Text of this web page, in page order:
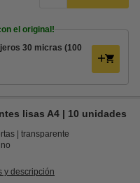
el original!
30 micras (100
lisas A4 | 10 unidades
transparente
y descripción